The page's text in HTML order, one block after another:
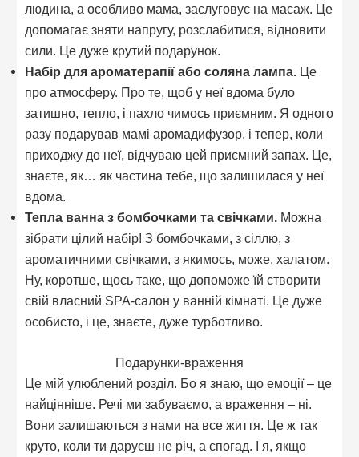
людина, а особливо мама, заслуговує на масаж. Це
допомагає зняти напругу, розслабитися, відновити
сили. Це дуже крутий подарунок.
Набір для ароматерапії або соляна лампа. Це
про атмосферу. Про те, щоб у неї вдома було
затишно, тепло, і пахло чимось приємним. Я одного
разу подарував мамі аромадифузор, і тепер, коли
приходжу до неї, відчуваю цей приємний запах. Це,
знаєте, як… як частина тебе, що залишилася у неї
вдома.
Тепла ванна з бомбочками та свічками. Можна
зібрати цілий набір! З бомбочками, з сіллю, з
ароматичними свічками, з якимось, може, халатом.
Ну, коротше, щось таке, що допоможе їй створити
свій власний SPA-салон у ванній кімнаті. Це дуже
особисто, і це, знаєте, дуже турботливо.
Подарунки-враження
Це мій улюблений розділ. Бо я знаю, що емоції – це
найцінніше. Речі ми забуваємо, а враження – ні.
Вони залишаються з нами на все життя. Це ж так
круто, коли ти даруєш не річ, а спогад. І я, якщо